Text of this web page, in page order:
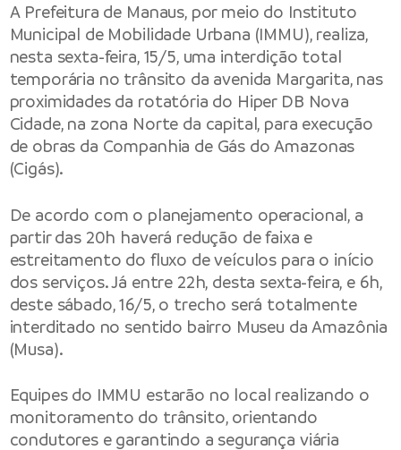
A Prefeitura de Manaus, por meio do Instituto
Municipal de Mobilidade Urbana (IMMU), realiza,
nesta sexta-feira, 15/5, uma interdição total
temporária no trânsito da avenida Margarita, nas
proximidades da rotatória do Hiper DB Nova
Cidade, na zona Norte da capital, para execução
de obras da Companhia de Gás do Amazonas
(Cigás).
De acordo com o planejamento operacional, a
partir das 20h haverá redução de faixa e
estreitamento do fluxo de veículos para o início
dos serviços. Já entre 22h, desta sexta-feira, e 6h,
deste sábado, 16/5, o trecho será totalmente
interditado no sentido bairro Museu da Amazônia
(Musa).
Equipes do IMMU estarão no local realizando o
monitoramento do trânsito, orientando
condutores e garantindo a segurança viária